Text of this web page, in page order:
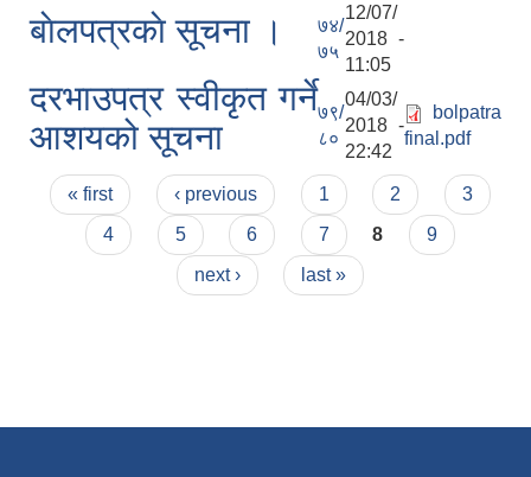
बाेलपत्रकाे सूचना ।
७४/
७५
12/07/
2018 -
11:05
दरभाउपत्र स्वीकृत गर्ने
आशयको सूचना
७९/
८०
04/03/
2018 -
22:42
bolpatra
final.pdf
Pages
« first ‹ previous 1 2
3
4
5 6 7 8
9
next ›
last »